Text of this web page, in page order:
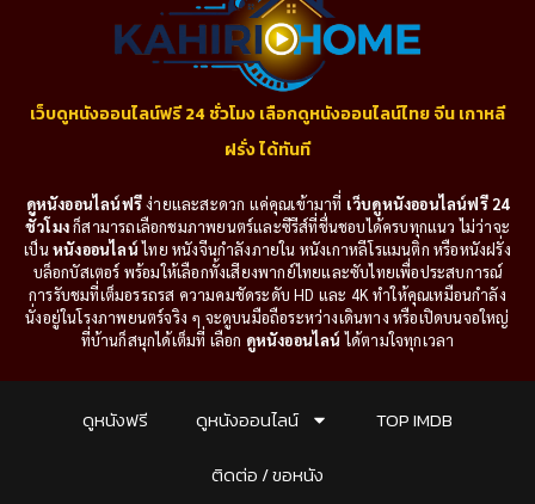
เว็บดูหนังออนไลน์ฟรี 24 ชั่วโมง เลือกดูหนังออนไลน์ไทย จีน เกาหลี
ฝรั่ง ได้ทันที
ดูหนังออนไลน์ฟรีง่ายและสะดวก แค่คุณเข้ามาที่ เว็บดูหนังออนไลน์ฟรี 24
ชั่วโมงก็สามารถเลือกชมภาพยนตร์และซีรีส์ที่ชื่นชอบได้ครบทุกแนว ไม่ว่าจะ
เป็นหนังออนไลน์ไทย หนังจีนกำลังภายใน หนังเกาหลีโรแมนติก หรือหนังฝรั่ง
บล็อกบัสเตอร์ พร้อมให้เลือกทั้งเสียงพากย์ไทยและซับไทยเพื่อประสบการณ์
การรับชมที่เต็มอรรถรส ความคมชัดระดับ HD และ 4K ทำให้คุณเหมือนกำลัง
นั่งอยู่ในโรงภาพยนตร์จริง ๆ จะดูบนมือถือระหว่างเดินทาง หรือเปิดบนจอใหญ่
ที่บ้านก็สนุกได้เต็มที่ เลือก ดูหนังออนไลน์ ได้ตามใจทุกเวลา
ดูหนังฟรี ดูหนังออนไลน์
TOP IMDB
ติดต่อ / ขอหนัง